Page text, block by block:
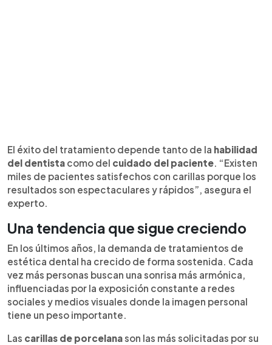
El éxito del tratamiento depende tanto de la habilidad
del dentista como del cuidado del paciente. “Existen
miles de pacientes satisfechos con carillas porque los
resultados son espectaculares y rápidos”, asegura el
experto.
Una tendencia que sigue creciendo
En los últimos años, la demanda de tratamientos de
estética dental ha crecido de forma sostenida. Cada
vez más personas buscan una sonrisa más armónica,
influenciadas por la exposición constante a redes
sociales y medios visuales donde la imagen personal
tiene un peso importante.
Las carillas de porcelanason las más solicitadas por su